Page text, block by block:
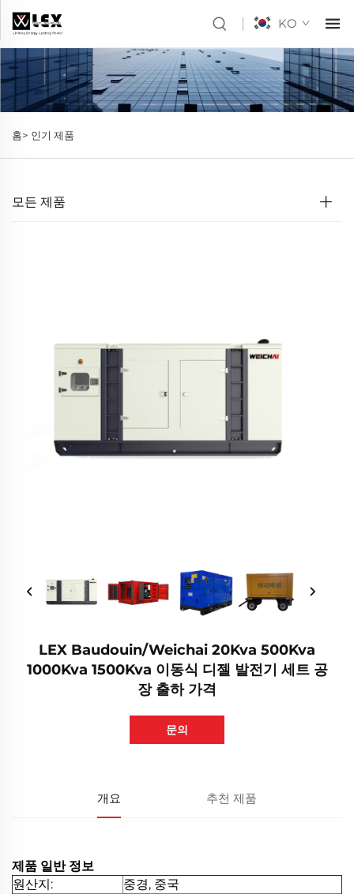
KO
홈> 인기 제품
모든 제품
LEX Baudouin/Weichai 20Kva 500Kva
1000Kva 1500Kva 이동식 디젤 발전기 세트 공
장 출하 가격
문의
개요 추천 제품
제품 일반 정보
원산지:
중경, 중국